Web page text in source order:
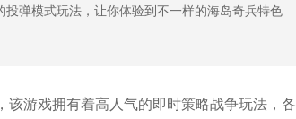
弹模式玩法，让你体验到不一样的海岛奇兵特色
游戏拥有着高人气的即时策略战争玩法，各